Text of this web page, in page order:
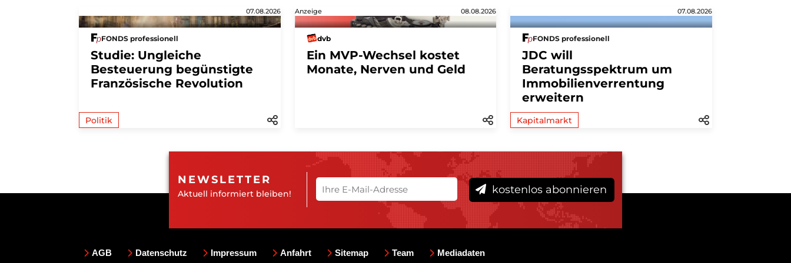
07.08.2026
FONDS professionell
Studie: Ungleiche
Besteuerung begünstigte
Französische Revolution
Politik
Anzeige 08.08.2026
dvb
Ein MVP-Wechsel kostet
Monate, Nerven und Geld
07.08.2026
FONDS professionell
JDC will
Beratungsspektrum um
Immobilienverrentung
erweitern
Kapitalmarkt
NEWSLETTER
Aktuell informiert bleiben! kostenlos abonnieren
AGB Datenschutz Impressum Anfahrt Sitemap Team Mediadaten